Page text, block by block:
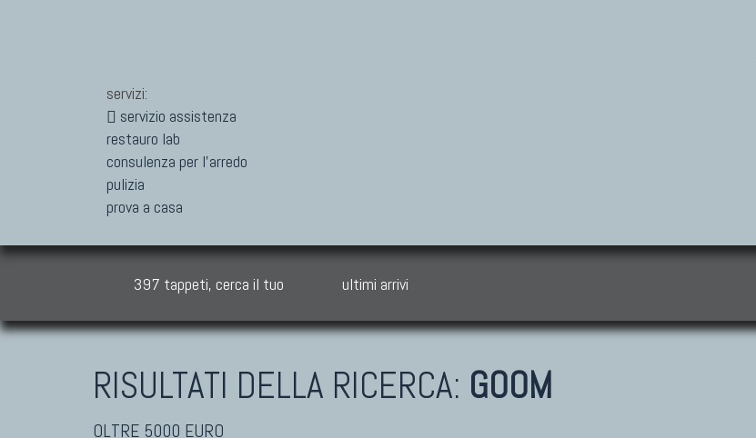
servizi:
servizio assistenza
restauro lab
consulenza per l'arredo
pulizia
prova a casa
397 tappeti, cerca il tuo ultimi arrivi
RISULTATI DELLA RICERCA: GOOM
OLTRE 5000 EURO